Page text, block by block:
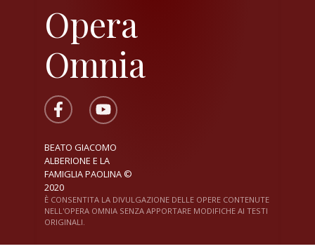
Opera
Omnia
BEATO GIACOMO
ALBERIONE E LA
FAMIGLIA PAOLINA ©
2020
È CONSENTITA LA DIVULGAZIONE DELLE OPERE CONTENUTE
NELL'OPERA OMNIA SENZA APPORTARE MODIFICHE AI TESTI
ORIGINALI.